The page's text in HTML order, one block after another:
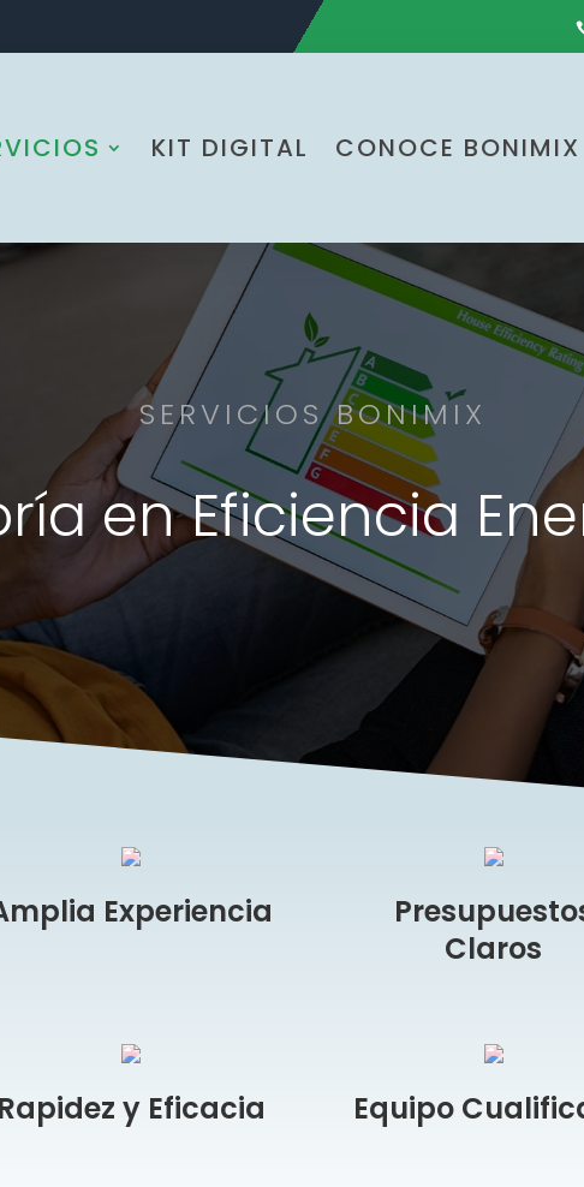
KIT DIGITAL CONOCE BONIMIX
SERVICIOS BONIMIX
en Eficiencia
Experiencia
Claros
Rapidez y Eficacia Equipo